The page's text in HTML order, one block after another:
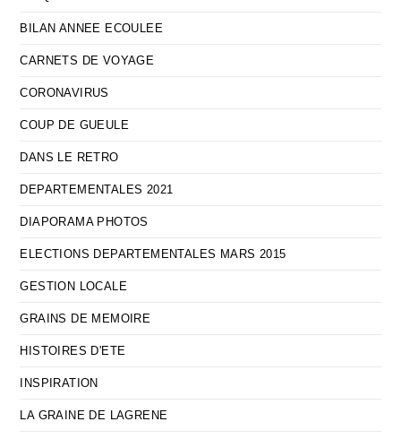
BILAN ANNEE ECOULEE
CARNETS DE VOYAGE
CORONAVIRUS
COUP DE GUEULE
DANS LE RETRO
DEPARTEMENTALES 2021
DIAPORAMA PHOTOS
ELECTIONS DEPARTEMENTALES MARS 2015
GESTION LOCALE
GRAINS DE MEMOIRE
HISTOIRES D'ETE
INSPIRATION
LA GRAINE DE LAGRENE